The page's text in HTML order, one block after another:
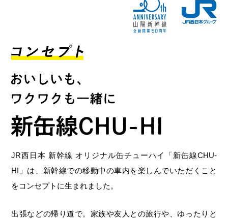
JR西日本 新幹線 オリジナル缶チューハイ「新缶線CHU-
HI」は、新幹線での移動中の車内を楽しんでいただくこと
をコンセプトに生まれました。
出張などの帰り道で。家族や友人との旅行や、ゆったりと